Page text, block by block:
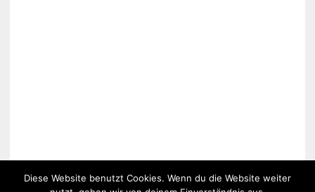
Diese Website benutzt Cookies. Wenn du die Website weiter